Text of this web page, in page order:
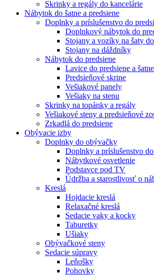
Skrinky a regály do kancelárie
Nábytok do šatne a predsiene
Doplnky a príslušenstvo do
Doplnkový nábytok do
Stojany a vozíky na šaty
Stojany na dáždníky
Nábytok do predsiene
Lavice do predsiene a šatne
Predsieňové skrine
Vešiakové panely
Vešiaky na stenu
Skrinky na topánky a regály
Vešiakové steny a predsieňové
Zrkadlá do predsiene
Obývacie izby
Doplnky do obývačky
Doplnky a príslušenstvo
Nábytkové osvetlenie
Podstavce pod TV
Údržba a starostlivosť o
Kreslá
Hojdacie kreslá
Relaxačné kreslá
Sedacie vaky a kocky
Taburetky
Ušiaky
Obývačkové steny
Sedacie súpravy
Leňošky
Pohovky